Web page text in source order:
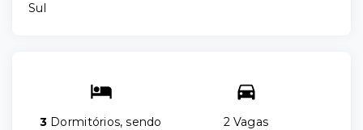
Sul
3 Dormitórios, sendo
2 Vagas